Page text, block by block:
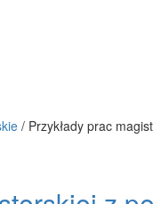
/ Przykłady prac